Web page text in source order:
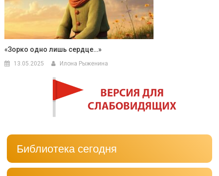
«Зорко одно лишь сердце…»
13.05.2025 Илона Рыженина
Библиотека сегодня